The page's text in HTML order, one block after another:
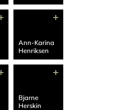
Ann-Karina
Henriksen
Bjarne
Herskin